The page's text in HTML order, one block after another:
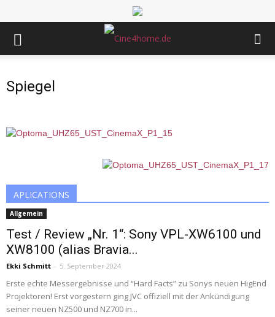
Spiegel
APLICATIONS
Allgemein
Test / Review „Nr. 1“: Sony VPL-XW6100 und
XW8100 (alias Bravia...
Ekki Schmitt - 5. September 2024
Erste echte Messergebnisse und “Hard Facts” zu Sonys neuen HigEnd
Projektoren! Erst vorgestern ging JVC offiziell mit der Ankündigung
seiner neuen NZ500 und NZ700 in...